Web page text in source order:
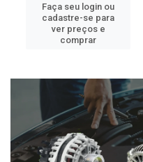
Faça seu login ou
cadastre-se para
ver preços e
comprar